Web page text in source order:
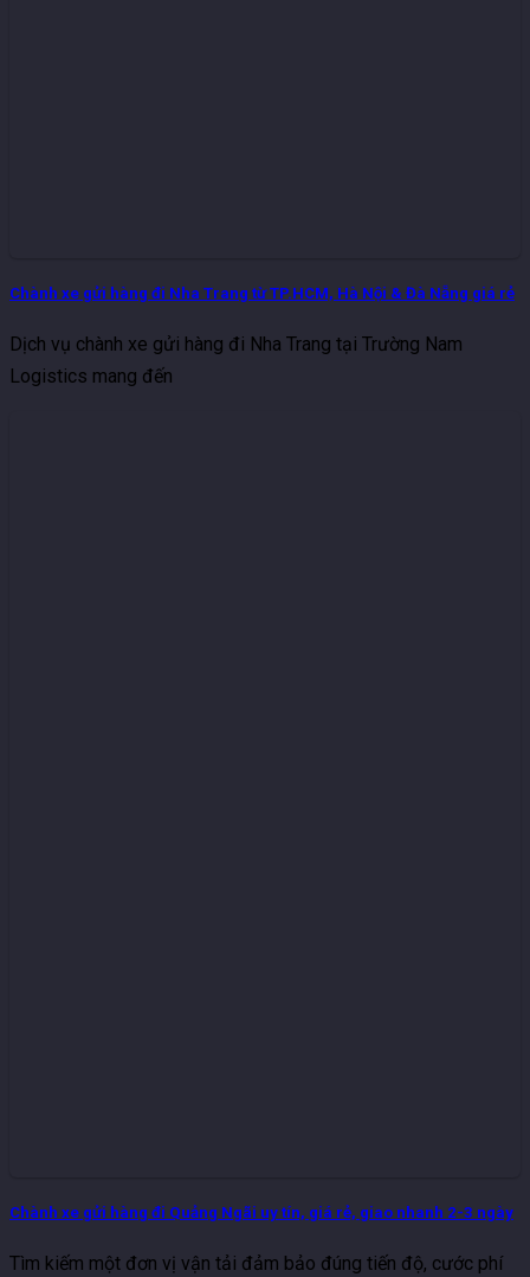
Chành xe gửi hàng đi Nha Trang từ TP.HCM, Hà Nội & Đà Nẵng giá rẻ
Dịch vụ chành xe gửi hàng đi Nha Trang tại Trường Nam
Logistics mang đến
Chành xe gửi hàng đi Quảng Ngãi uy tín, giá rẻ, giao nhanh 2-3 ngày
Tìm kiếm một đơn vị vận tải đảm bảo đúng tiến độ, cước phí